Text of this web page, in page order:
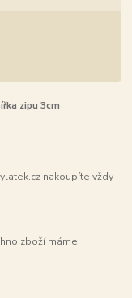
zipu 3cm
nakoupíte vždy
zboží máme